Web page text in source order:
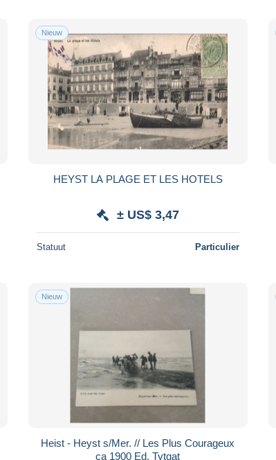
Nieuw
HEYST LA PLAGE ET LES HOTELS
± US$ 3,47
Statuut Particulier
Nieuw
Heist - Heyst s/Mer. // Les Plus Courageux
ca 1900 Ed. Tytgat